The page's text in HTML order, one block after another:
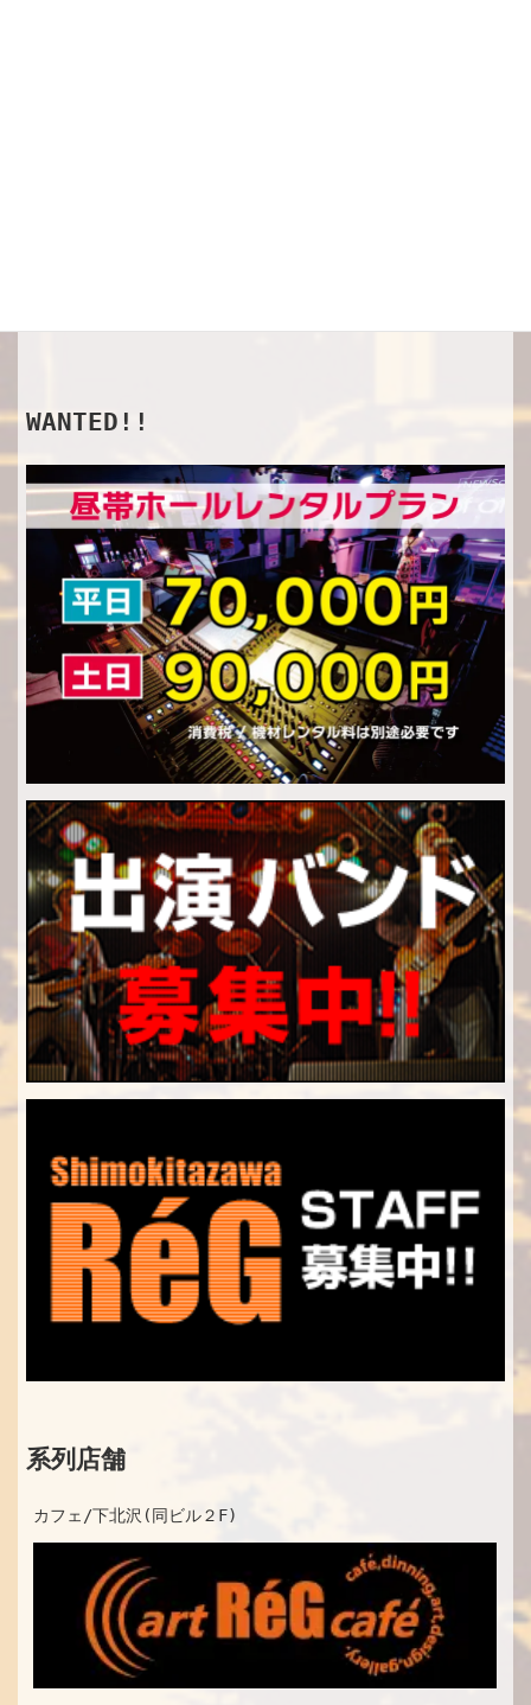
WANTED!!
系列店舗
カフェ/下北沢(同ビル２F)